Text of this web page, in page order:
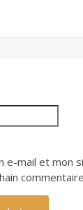
e-mail et mon